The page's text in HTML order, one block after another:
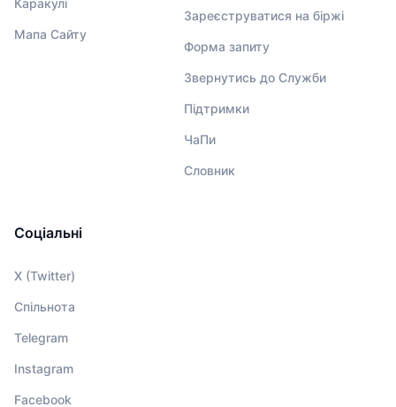
Каракулі
Мапа Сайту
Зареєструватися на біржі
Форма запиту
Звернутись до Служби
Підтримки
ЧаПи
Словник
Соціальні
X (Twitter)
Спільнота
Telegram
Instagram
Facebook